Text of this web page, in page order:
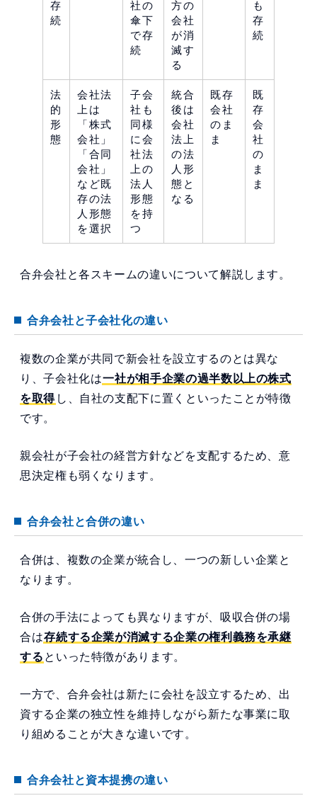
存
続
社の
傘下
で存
続
方の
会社
が消
滅す
る
も
存
続
法
的
形
態
会社法
上は
「株式
会社」
「合同
会社」
など既
存の法
人形態
を選択
子会
社も
同様
に会
社法
上の
法人
形態
を持
つ
統合
後は
会社
法上
の法
人形
態と
なる
既存
会社
のま
ま
既
存
会
社
の
ま
ま
合弁会社と各スキームの違いについて解説します。
合弁会社と子会社化の違い
複数の企業が共同で新会社を設立するのとは異な
り、子会社化は一社が相手企業の過半数以上の株式
を取得 し、自社の支配下に置くといったことが特徴
です。
親会社が子会社の経営方針などを支配するため、意
思決定権も弱くなります。
合弁会社と合併の違い
合併は、複数の企業が統合し、一つの新しい企業と
なります。
合併の手法によっても異なりますが、吸収合併の場
合は存続する企業が消滅する企業の権利義務を承継
する といった特徴があります。
一方で、合弁会社は新たに会社を設立するため、出
資する企業の独立性を維持しながら新たな事業に取
り組めることが大きな違いです。
合弁会社と資本提携の違い